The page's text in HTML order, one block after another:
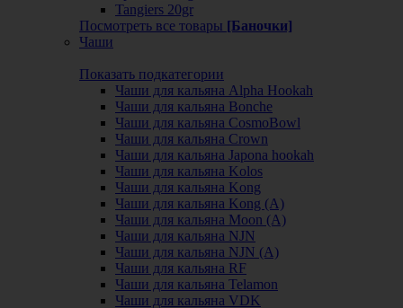
Tangiers 20gr
Посмотреть все товары [Баночки]
Чаши
Показать подкатегории
Чаши для кальяна Alpha Hookah
Чаши для кальяна Bonche
Чаши для кальяна CosmoBowl
Чаши для кальяна Crown
Чаши для кальяна Japona hookah
Чаши для кальяна Kolos
Чаши для кальяна Kong
Чаши для кальяна Kong (A)
Чаши для кальяна Moon (А)
Чаши для кальяна NJN
Чаши для кальяна NJN (А)
Чаши для кальяна RF
Чаши для кальяна Telamon
Чаши для кальяна VDK